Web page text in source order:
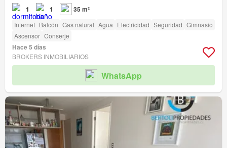
1 1 35 m²
Internet Balcón Gas natural Agua Electricidad Seguridad Gimnasio
Ascensor Conserje
Hace 5 días
BROKERS INMOBILIARIOS
WhatsApp